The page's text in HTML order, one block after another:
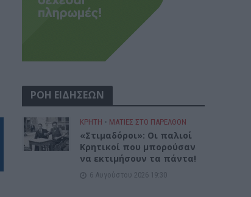
ΡΟΗ ΕΙΔΗΣΕΩΝ
ΚΡΗΤΗ • ΜΑΤΙΕΣ ΣΤΟ ΠΑΡΕΛΘΟΝ
«Στιμαδόροι»: Οι παλιοί
Κρητικοί που μπορούσαν
να εκτιμήσουν τα πάντα!
6 Αυγούστου 2026 19:30